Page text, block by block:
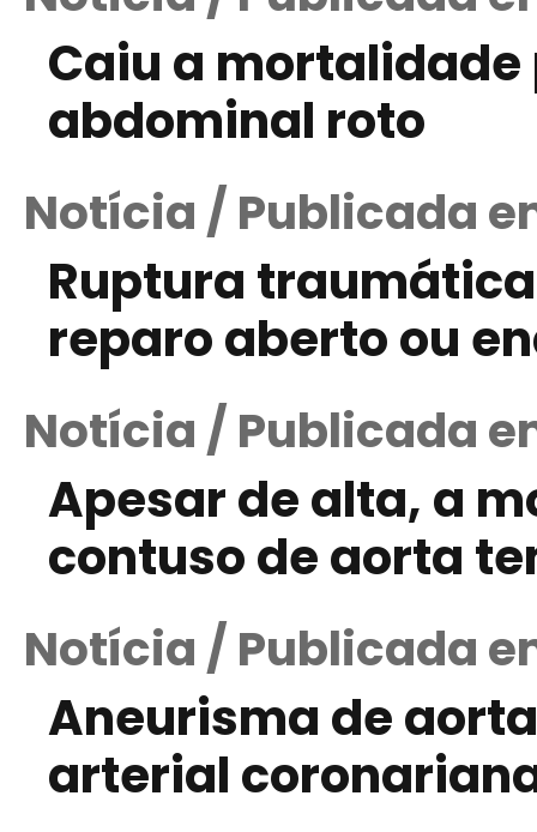
Caiu a
abdominal roto
Notícia / Publicada
Ruptura
reparo aberto ou
Notícia / Publicada
Apesar de alta, a
contuso de aorta
Notícia / Publicada
Aneurisma de
arterial